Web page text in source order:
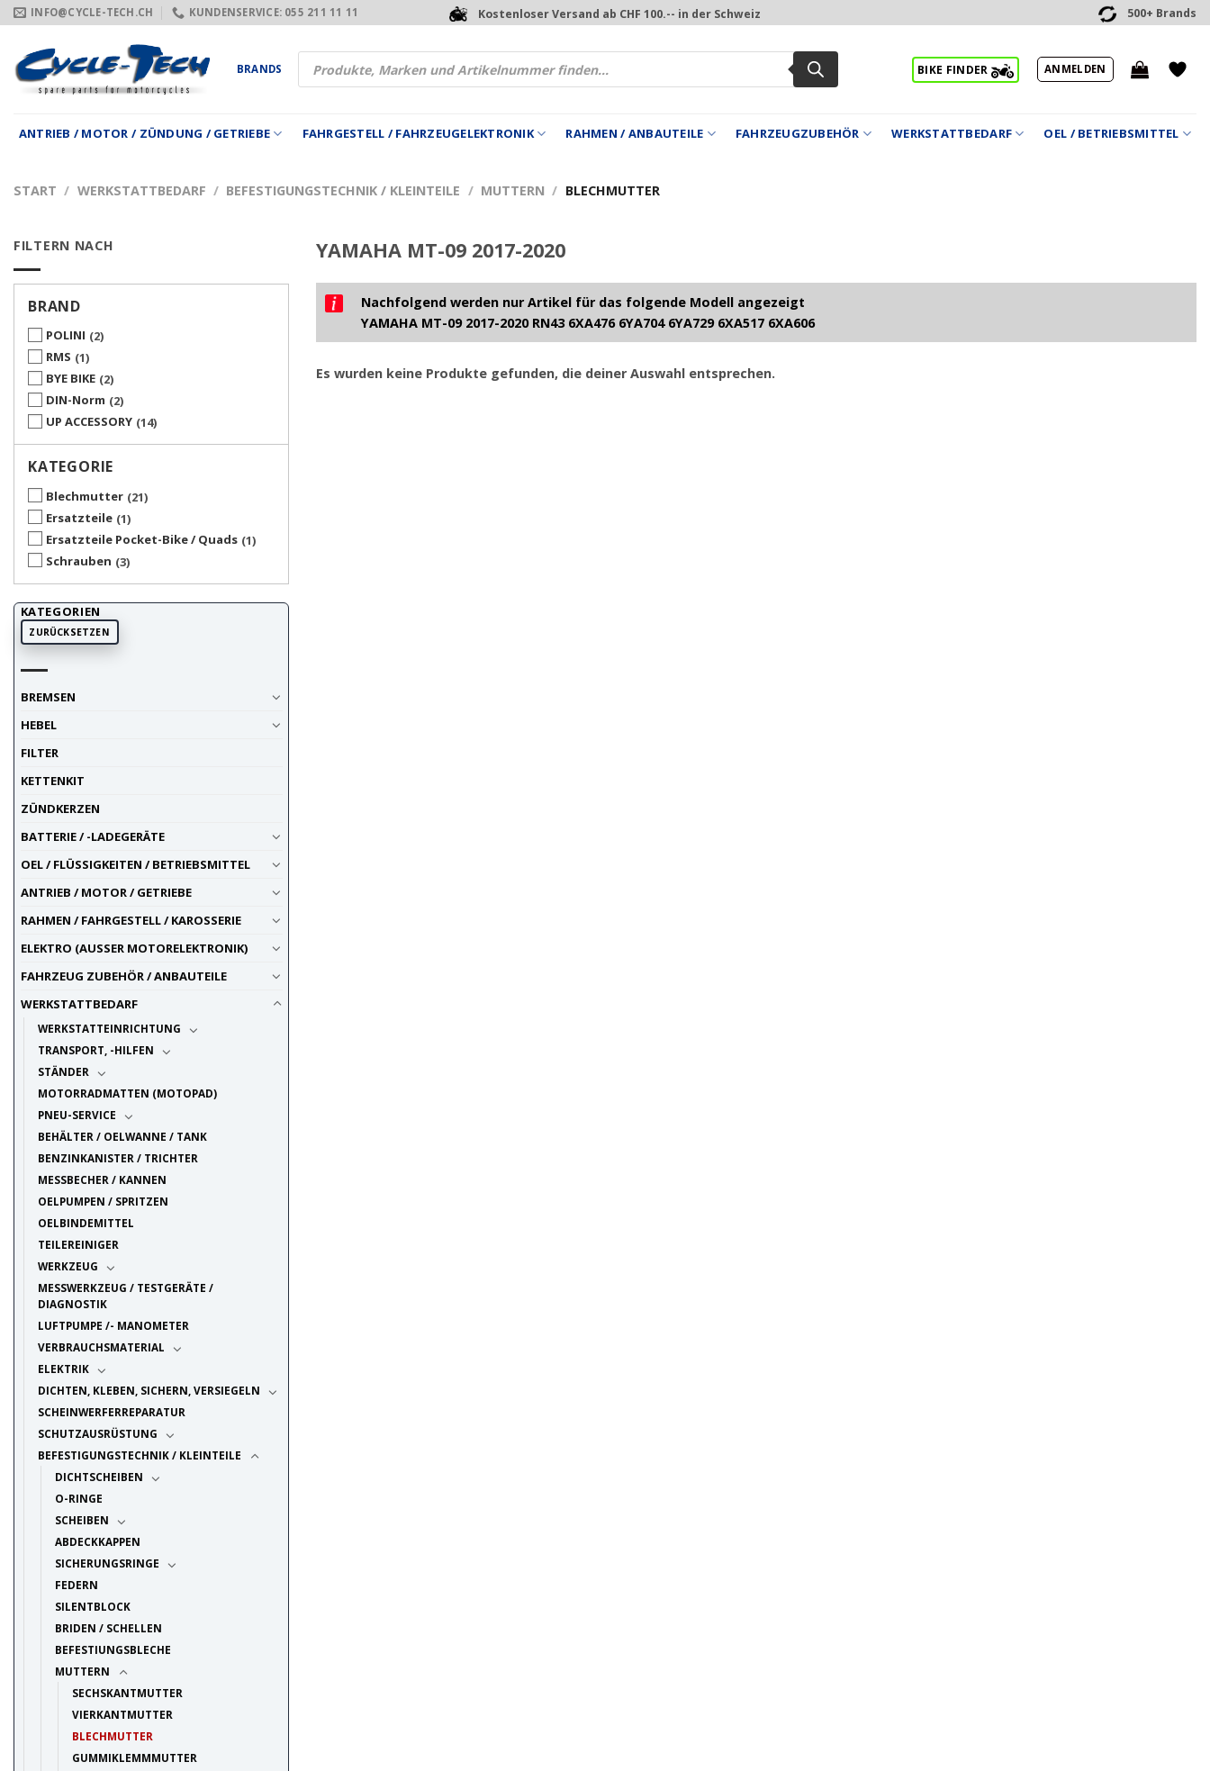
Zum
Inhalt
springen
INFO@CYCLE-TECH.CH KUNDENSERVICE: 055 211 11 11 Kostenloser Versand ab CHF 100.-- in der Schweiz 500+ Brands
BRANDS
Products
search
BIKE FINDER ANMELDEN
ANTRIEB / MOTOR / ZÜNDUNG / GETRIEBE FAHRGESTELL / FAHRZEUGELEKTRONIK RAHMEN / ANBAUTEILE FAHRZEUGZUBEHÖR WERKSTATTBEDARF OEL / BETRIEBSMITTEL
START / WERKSTATTBEDARF / BEFESTIGUNGSTECHNIK / KLEINTEILE / MUTTERN / BLECHMUTTER
FILTERN NACH
BRAND
POLINI
2
RMS 1
BYE BIKE 2
DIN-Norm
2
UP ACCESSORY 14
KATEGORIE
Blechmutter 21
Ersatzteile 1
Ersatzteile Pocket-Bike / Quads 1
Schrauben 3
KATEGORIEN
ZURÜCKSETZEN
BREMSEN
HEBEL
FILTER
KETTENKIT
ZÜNDKERZEN
BATTERIE / -LADEGERÄTE
OEL / FLÜSSIGKEITEN / BETRIEBSMITTEL
ANTRIEB / MOTOR / GETRIEBE
RAHMEN / FAHRGESTELL / KAROSSERIE
ELEKTRO (AUSSER MOTORELEKTRONIK)
FAHRZEUG ZUBEHÖR / ANBAUTEILE
WERKSTATTBEDARF
WERKSTATTEINRICHTUNG
TRANSPORT, -HILFEN
STÄNDER
MOTORRADMATTEN (MOTOPAD)
PNEU-SERVICE
BEHÄLTER / OELWANNE / TANK
BENZINKANISTER / TRICHTER
MESSBECHER / KANNEN
OELPUMPEN / SPRITZEN
OELBINDEMITTEL
TEILEREINIGER
WERKZEUG
MESSWERKZEUG / TESTGERÄTE /
DIAGNOSTIK
LUFTPUMPE /- MANOMETER
VERBRAUCHSMATERIAL
ELEKTRIK
DICHTEN, KLEBEN, SICHERN, VERSIEGELN
SCHEINWERFERREPARATUR
SCHUTZAUSRÜSTUNG
BEFESTIGUNGSTECHNIK / KLEINTEILE
DICHTSCHEIBEN
O-RINGE
SCHEIBEN
ABDECKKAPPEN
SICHERUNGSRINGE
FEDERN
SILENTBLOCK
BRIDEN / SCHELLEN
BEFESTIUNGSBLECHE
MUTTERN
SECHSKANTMUTTER
VIERKANTMUTTER
BLECHMUTTER
GUMMIKLEMMMUTTER
YAMAHA MT-09 2017-2020
Nachfolgend werden nur Artikel für das folgende Modell angezeigt
YAMAHA MT-09 2017-2020 RN43 6XA476 6YA704 6YA729 6XA517 6XA606
Es wurden keine Produkte gefunden, die deiner Auswahl entsprechen.